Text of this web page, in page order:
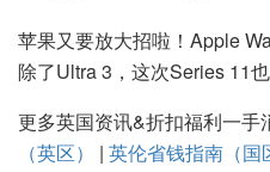
苹果又要放大招啦！Apple
除了Ultra 3，这次Series 11
更多英国资讯&折扣福利一手
（英区）
| 英伦省钱指南（国